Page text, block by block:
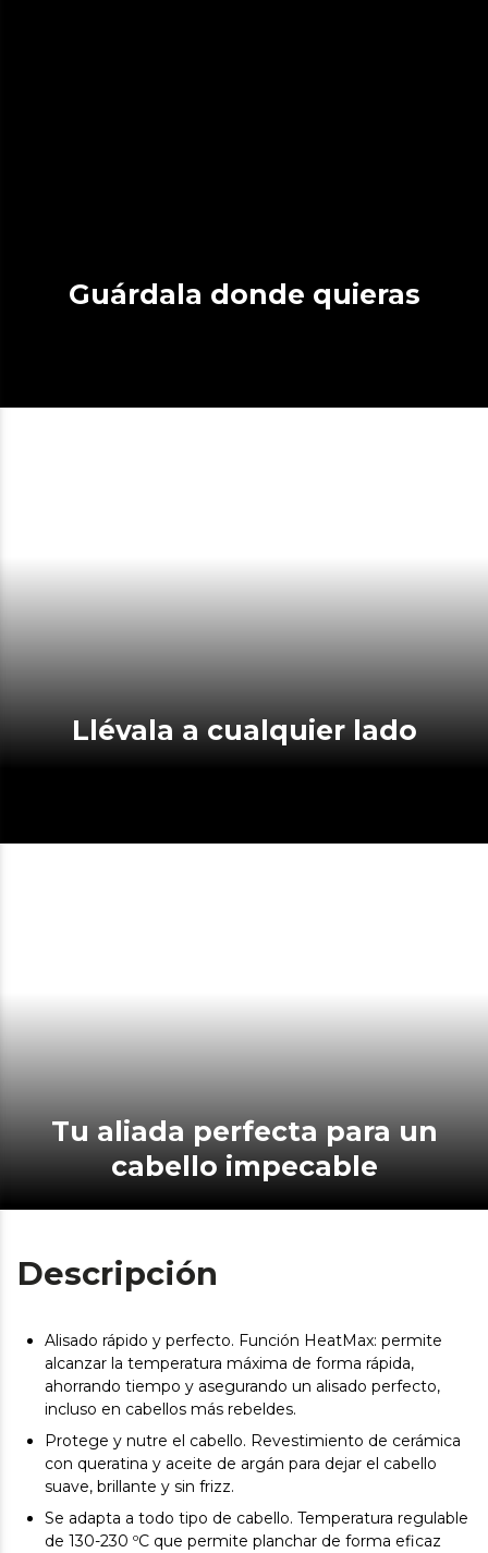
Guárdala donde quieras
Llévala a cualquier lado
Tu aliada perfecta para un
cabello impecable
Descripción
Alisado rápido y perfecto. Función HeatMax: permite
alcanzar la temperatura máxima de forma rápida,
ahorrando tiempo y asegurando un alisado perfecto,
incluso en cabellos más rebeldes.
Protege y nutre el cabello. Revestimiento de cerámica
con queratina y aceite de argán para dejar el cabello
suave, brillante y sin frizz.
Se adapta a todo tipo de cabello. Temperatura regulable
de 130-230 ºC que permite planchar de forma eficaz